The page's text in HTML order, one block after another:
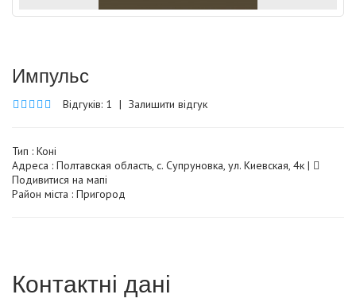
Импульс
Відгуків: 1 | Залишити відгук
Тип : Коні
Адреса : Полтавская область, с. Супруновка, ул. Киевская, 4к |
Подивитися на мапі
Район міста : Пригород
Контактні дані